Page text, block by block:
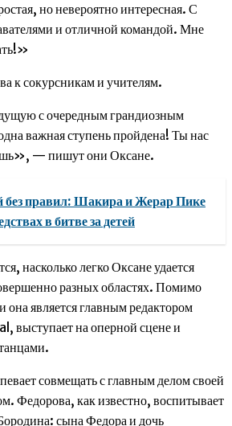
но невероятно интересная. С
и отличной командой. Мне
к сокурсникам и учителям.
с очередным грандиозным
важная ступень пройдена! Ты нас
— пишут они Оксане.
без правил: Шакира и Жерар Пике
в битве за детей
насколько легко Оксане удается
разных областях. Помимо
она является главным редактором
выступает на оперной сцене и
совмещать с главным делом своей
Федорова, как известно, воспитывает
сына Федора и дочь